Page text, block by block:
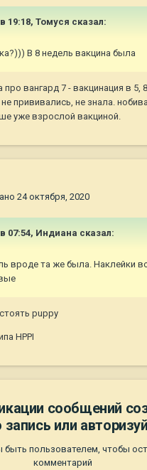
19:18, Томуся сказал:
В 8 недель вакцина была
про вангард 7 - вакцинация в 5,
прививались, не знала.
уже взрослой вакциной.
24 октября, 2020
07:54, Индиана сказал:
вроде та же была. Наклейки
puppy
HPPI
сообщений
или
пользователем, чтобы
комментарий